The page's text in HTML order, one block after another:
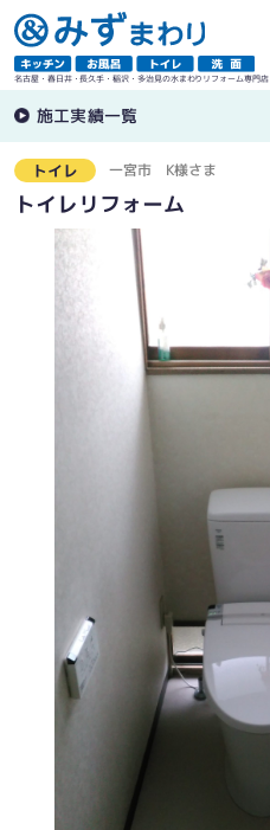
名古屋・春日井・長久手・稲沢・多治見の水まわりリフォーム専門店
施工実績一覧
トイレ 一宮市 K様さま
トイレリフォーム